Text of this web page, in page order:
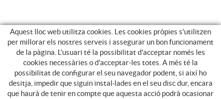
Aquest lloc web utilitza cookies. Les cookies pròpies s'utilitzen
per millorar els nostres serveis i assegurar un bon funcionament
de la pàgina. L'usuari té la possibilitat d'acceptar només les
cookies necessàries o d'acceptar-les totes. A més té la
possibilitat de configurar el seu navegador podent, si així ho
desitja, impedir que siguin instal·lades en el seu disc dur, encara
que haurà de tenir en compte que aquesta acció podrà ocasionar